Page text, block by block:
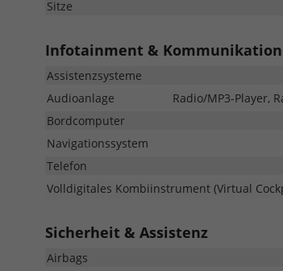
Sitze
Infotainment & Kommunikation
Assistenzsysteme
Audioanlage
Radio/MP3-Player,
Bordcomputer
Navigationssystem
Telefon
Volldigitales Kombiinstrument (Virtual
Sicherheit & Assistenz
Airbags